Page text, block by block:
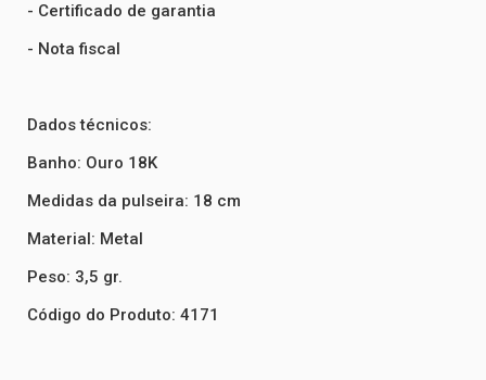
- Certificado de garantia
- Nota fiscal
Dados técnicos:
Banho: Ouro 18K
Medidas da pulseira: 18 cm
Material: Metal
Peso: 3,5 gr.
Código do Produto: 4171